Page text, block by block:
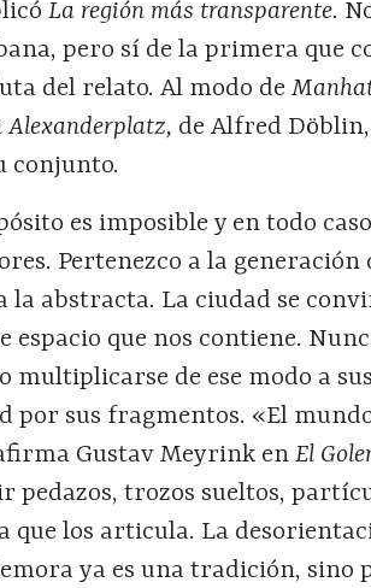
La región más transparente.
pero sí de la primera que
del relato. Al modo de
Alexanderplatz, de Alfred
conjunto.
es imposible y en todo
Pertenezco a la generación
abstracta. La ciudad se
espacio que nos contiene.
multiplicarse de ese modo a
por sus fragmentos. «El
Gustav Meyrink enEl
pedazos, trozos sueltos,
los articula. La
ya es una tradición, sino